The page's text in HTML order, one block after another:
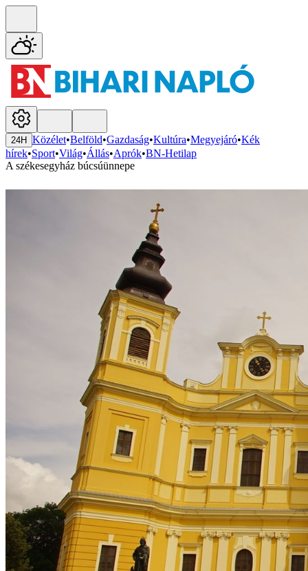
24H Közélet•Belföld•Gazdaság•Kultúra•Megyejáró•Kék
hírek•Sport•Világ•Állás•Aprók•BN-Hetilap
A székesegyház búcsúünnepe